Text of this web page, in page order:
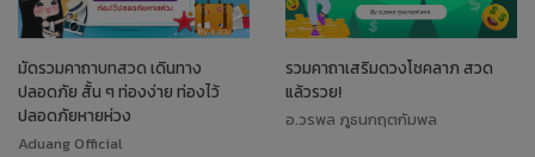
มัดรวมคาถาบทสวด เดินทาง
ปลอดภัย สั้น ๆ ท่องง่าย ท่องไว้
ปลอดภัยหายห่วง
Aduang Official
รวมคาถาเสริมดวงโชคลาภ สวด
แล้วรวย!
อ.วรพล ภูธนกฤตกัมพล